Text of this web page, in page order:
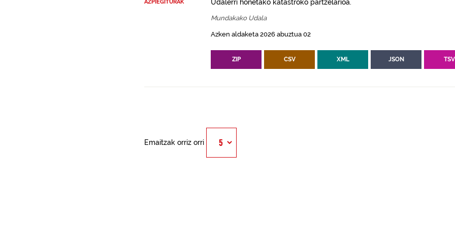
AZPIEGITURAK
Udalerri honetako katastroko partzelarioa.
Mundakako Udala
Azken aldaketa 2026 abuztua 02
ZIP CSV XML JSON TSV
Emaitzak orriz orri